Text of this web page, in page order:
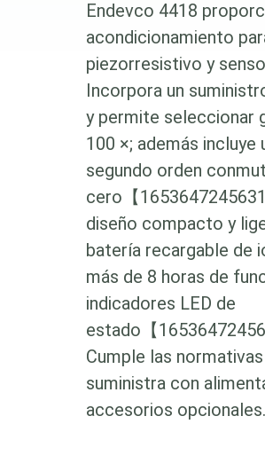
Endevco 4418
acondicionamiento
piezorresistivo y
Incorpora un
y permite seleccionar
100 ×; además
segundo orden
cero【
diseño compacto y
batería recargable de
más de 8 horas de
indicadores LED de
estado【
Cumple las
suministra con
accesorios